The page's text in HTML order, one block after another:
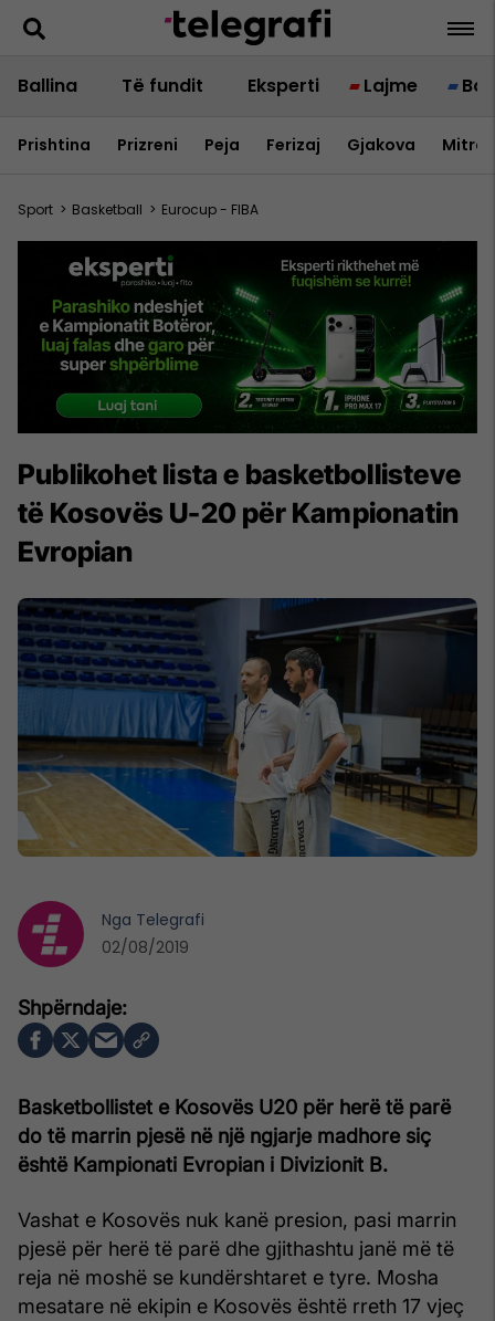
Ballina Të fundit Eksperti Lajme
Prishtina Prizreni Peja Ferizaj Gjakova
Sport > Basketball > Eurocup - FIBA
Publikohet lista e basketbollisteve
të Kosovës U-20 për Kampionatin
Evropian
Basketbollistet e Kosovës U20 për herë të parë
do të marrin pjesë në një ngjarje madhore siç
është Kampionati Evropian i Divizionit B.
Vashat e Kosovës nuk kanë presion, pasi marrin
pjesë për herë të parë dhe gjithashtu janë më të
reja në moshë se kundërshtaret e tyre. Mosha
mesatare në ekipin e Kosovës është rreth 17 vjeç
Nga Telegrafi
02/08/2019